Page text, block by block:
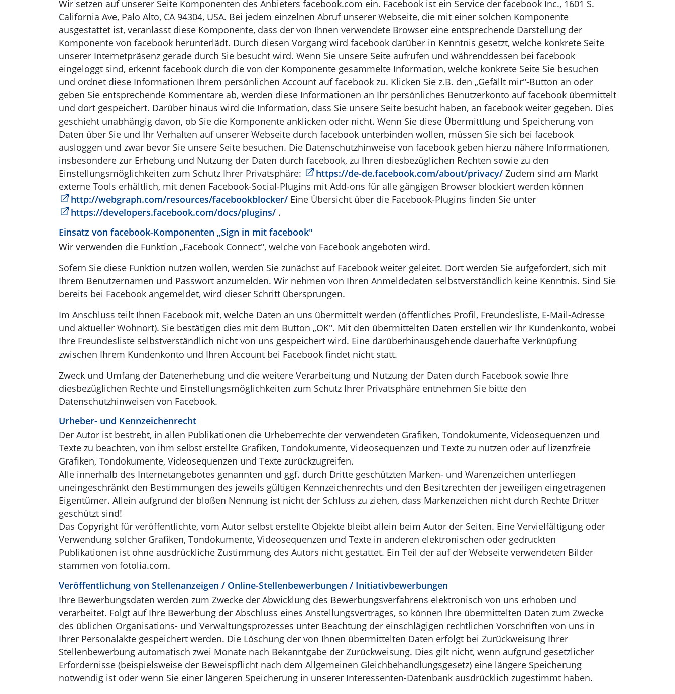
Wir setzen auf unserer Seite Komponenten des Anbieters facebook.com ein. Facebook ist ein Service der facebook Inc., 1601 S.
California Ave, Palo Alto, CA 94304, USA. Bei jedem einzelnen Abruf unserer Webseite, die mit einer solchen Komponente
ausgestattet ist, veranlasst diese Komponente, dass der von Ihnen verwendete Browser eine entsprechende Darstellung der
Komponente von facebook herunterlädt. Durch diesen Vorgang wird facebook darüber in Kenntnis gesetzt, welche konkrete Seite
unserer Internetpräsenz gerade durch Sie besucht wird. Wenn Sie unsere Seite aufrufen und währenddessen bei facebook
eingeloggt sind, erkennt facebook durch die von der Komponente gesammelte Information, welche konkrete Seite Sie besuchen
und ordnet diese Informationen Ihrem persönlichen Account auf facebook zu. Klicken Sie z.B. den „Gefällt mir"-Button an oder
geben Sie entsprechende Kommentare ab, werden diese Informationen an Ihr persönliches Benutzerkonto auf facebook übermittelt
und dort gespeichert. Darüber hinaus wird die Information, dass Sie unsere Seite besucht haben, an facebook weiter gegeben. Dies
geschieht unabhängig davon, ob Sie die Komponente anklicken oder nicht. Wenn Sie diese Übermittlung und Speicherung von
Daten über Sie und Ihr Verhalten auf unserer Webseite durch facebook unterbinden wollen, müssen Sie sich bei facebook
ausloggen und zwar bevor Sie unsere Seite besuchen. Die Datenschutzhinweise von facebook geben hierzu nähere Informationen,
insbesondere zur Erhebung und Nutzung der Daten durch facebook, zu Ihren diesbezüglichen Rechten sowie zu den
Einstellungsmöglichkeiten zum Schutz Ihrer Privatsphäre:
https://de-de.facebook.com/about/privacy/ Zudem sind am Markt
externe Tools erhältlich, mit denen Facebook-Social-Plugins mit Add-ons für alle gängigen Browser blockiert werden können
http://webgraph.com/resources/facebookblocker/ Eine Übersicht über die Facebook-Plugins finden Sie unter
https://developers.facebook.com/docs/plugins/ .
Einsatz von facebook-Komponenten „Sign in mit facebook"
Wir verwenden die Funktion „Facebook Connect", welche von Facebook angeboten wird.
Sofern Sie diese Funktion nutzen wollen, werden Sie zunächst auf Facebook weiter geleitet. Dort werden Sie aufgefordert, sich mit
Ihrem Benutzernamen und Passwort anzumelden. Wir nehmen von Ihren Anmeldedaten selbstverständlich keine Kenntnis. Sind Sie
bereits bei Facebook angemeldet, wird dieser Schritt übersprungen.
Im Anschluss teilt Ihnen Facebook mit, welche Daten an uns übermittelt werden (öffentliches Profil, Freundesliste, E-Mail-Adresse
und aktueller Wohnort). Sie bestätigen dies mit dem Button „OK". Mit den übermittelten Daten erstellen wir Ihr Kundenkonto, wobei
Ihre Freundesliste selbstverständlich nicht von uns gespeichert wird. Eine darüberhinausgehende dauerhafte Verknüpfung
zwischen Ihrem Kundenkonto und Ihren Account bei Facebook findet nicht statt.
Zweck und Umfang der Datenerhebung und die weitere Verarbeitung und Nutzung der Daten durch Facebook sowie Ihre
diesbezüglichen Rechte und Einstellungsmöglichkeiten zum Schutz Ihrer Privatsphäre entnehmen Sie bitte den
Datenschutzhinweisen von Facebook.
Urheber- und Kennzeichenrecht
Der Autor ist bestrebt, in allen Publikationen die Urheberrechte der verwendeten Grafiken, Tondokumente, Videosequenzen und
Texte zu beachten, von ihm selbst erstellte Grafiken, Tondokumente, Videosequenzen und Texte zu nutzen oder auf lizenzfreie
Grafiken, Tondokumente, Videosequenzen und Texte zurückzugreifen.
Alle innerhalb des Internetangebotes genannten und ggf. durch Dritte geschützten Marken- und Warenzeichen unterliegen
uneingeschränkt den Bestimmungen des jeweils gültigen Kennzeichenrechts und den Besitzrechten der jeweiligen eingetragenen
Eigentümer. Allein aufgrund der bloßen Nennung ist nicht der Schluss zu ziehen, dass Markenzeichen nicht durch Rechte Dritter
geschützt sind!
Das Copyright für veröffentlichte, vom Autor selbst erstellte Objekte bleibt allein beim Autor der Seiten. Eine Vervielfältigung oder
Verwendung solcher Grafiken, Tondokumente, Videosequenzen und Texte in anderen elektronischen oder gedruckten
Publikationen ist ohne ausdrückliche Zustimmung des Autors nicht gestattet. Ein Teil der auf der Webseite verwendeten Bilder
stammen von fotolia.com.
Veröffentlichung von Stellenanzeigen / Online-Stellenbewerbungen / Initiativbewerbungen
Ihre Bewerbungsdaten werden zum Zwecke der Abwicklung des Bewerbungsverfahrens elektronisch von uns erhoben und
verarbeitet. Folgt auf Ihre Bewerbung der Abschluss eines Anstellungsvertrages, so können Ihre übermittelten Daten zum Zwecke
des üblichen Organisations- und Verwaltungsprozesses unter Beachtung der einschlägigen rechtlichen Vorschriften von uns in
Ihrer Personalakte gespeichert werden. Die Löschung der von Ihnen übermittelten Daten erfolgt bei Zurückweisung Ihrer
Stellenbewerbung automatisch zwei Monate nach Bekanntgabe der Zurückweisung. Dies gilt nicht, wenn aufgrund gesetzlicher
Erfordernisse (beispielsweise der Beweispflicht nach dem Allgemeinen Gleichbehandlungsgesetz) eine längere Speicherung
notwendig ist oder wenn Sie einer längeren Speicherung in unserer Interessenten-Datenbank ausdrücklich zugestimmt haben.